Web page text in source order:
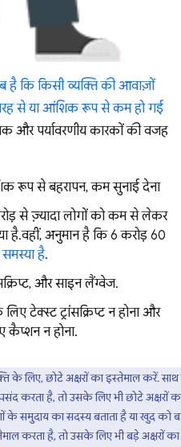
है कि किसी व्यक्ति की आवाज़ों
से या आंशिक रूप से कम हो गई
और पर्यावरणीय कारकों की वजह
रूप से बहरापन, कम सुनाई देना
से ज़्यादा लोगों को कम से लेकर
है.वहीं, अनुमान है कि 6 करोड़ 60
समस्या है.
और साइन लैंग्वेज.
टेक्स्ट ट्रांसक्रिप्ट न होना और
कैप्शन न होना.
के लिए, छोटे अक्षरों का इस्तेमाल करें. साथ
करता है, तो उसके लिए भी छोटे अक्षरों
समुदाय का सदस्य बताता है या खुद को
करता है, तो उसके लिए भी बड़े अक्षरों का